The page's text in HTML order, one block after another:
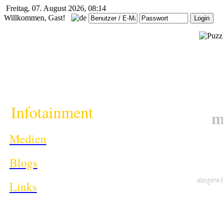
Freitag, 07. August 2026, 08:14
Willkommen, Gast!
Infotainment
Medien
Blogs
Links